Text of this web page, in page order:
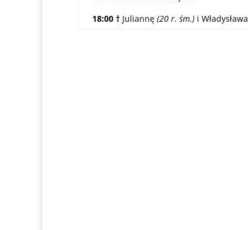
18:00 † Juliannę (20 r. śm.) i Władysława